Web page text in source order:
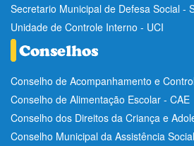
Secretario Municipal de Defesa Social -
Unidade de Controle Interno - UCI
Conselho de Acompanhamento e
Conselho de Alimentação Escolar - CAE
Conselho dos Direitos da Criança e
Conselho Municipal da Assistência